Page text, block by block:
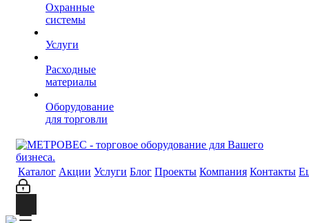
Охранные
системы
Услуги
Расходные
материалы
Оборудование
для торговли
Каталог Акции Услуги Блог Проекты Компания Контакты